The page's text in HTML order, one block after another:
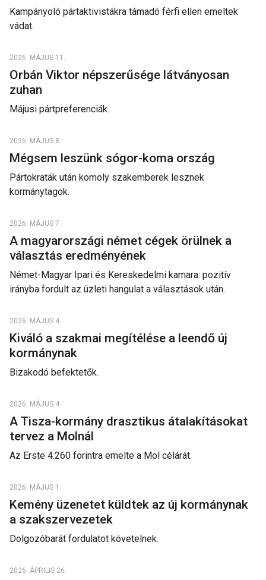
Kampányoló pártaktivistákra támadó férfi ellen emeltek
vádat.
2026. MÁJUS 11.
Orbán Viktor népszerűsége látványosan
zuhan
Májusi pártpreferenciák.
2026. MÁJUS 8.
Mégsem leszünk sógor-koma ország
Pártokraták után komoly szakemberek lesznek
kormánytagok.
2026. MÁJUS 7.
A magyarországi német cégek örülnek a
választás eredményének
Német-Magyar Ipari és Kereskedelmi kamara: pozitív
irányba fordult az üzleti hangulat a választások után.
2026. MÁJUS 4.
Kiváló a szakmai megítélése a leendő új
kormánynak
Bizakodó befektetők.
2026. MÁJUS 4.
A Tisza-kormány drasztikus átalakításokat
tervez a Molnál
Az Erste 4.260 forintra emelte a Mol célárát.
2026. MÁJUS 1.
Kemény üzenetet küldtek az új kormánynak
a szakszervezetek
Dolgozóbarát fordulatot követelnek.
2026. ÁPRILIS 26.